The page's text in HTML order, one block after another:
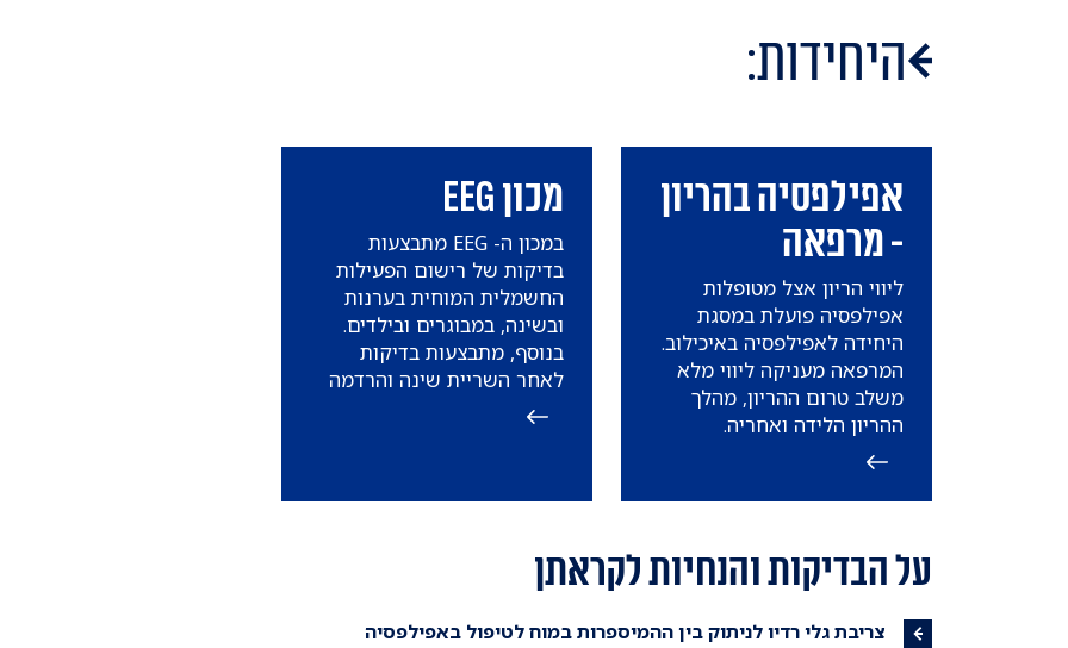
היחידות:
אפילפסיה בהריון
- מרפאה
ליווי הריון אצל מטופלות
אפילפסיה פועלת במסגת
היחידה לאפילפסיה באיכילוב.
המרפאה מעניקה ליווי מלא
משלב טרום ההריון, מהלך
ההריון הלידה ואחריה.
מכון EEG
במכון ה- EEG מתבצעות
בדיקות של רישום הפעילות
החשמלית המוחית בערנות
ובשינה, במבוגרים ובילדים.
בנוסף, מתבצעות בדיקות
לאחר השריית שינה והרדמה
כללית בילדים ובדיקות של
על הבדיקות והנחיות לקראתן
צריבת גלי רדיו לניתוק בין ההמיספרות במוח לטיפול באפילפסיה